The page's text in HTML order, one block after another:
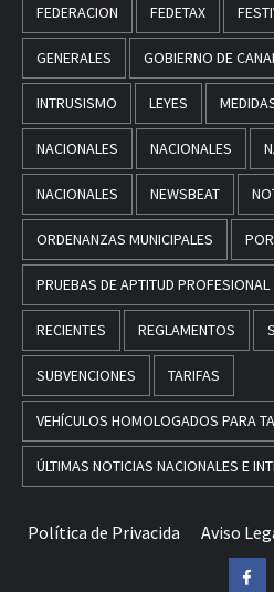
FEDERACION FEDETAX
GENERALES GOBIERNO DE
INTRUSISMO LEYES
NACIONALES NACIONALES
NACIONALES NEWSBEAT
ORDENANZAS MUNICIPALES
PRUEBAS DE APTITUD PROFESIONAL
RECIENTES REGLAMENTOS
SUBVENCIONES TARIFAS
VEHÍCULOS HOMOLOGADOS PARA
ÚLTIMAS NOTICIAS NACIONALES E
Política de Privacida Aviso